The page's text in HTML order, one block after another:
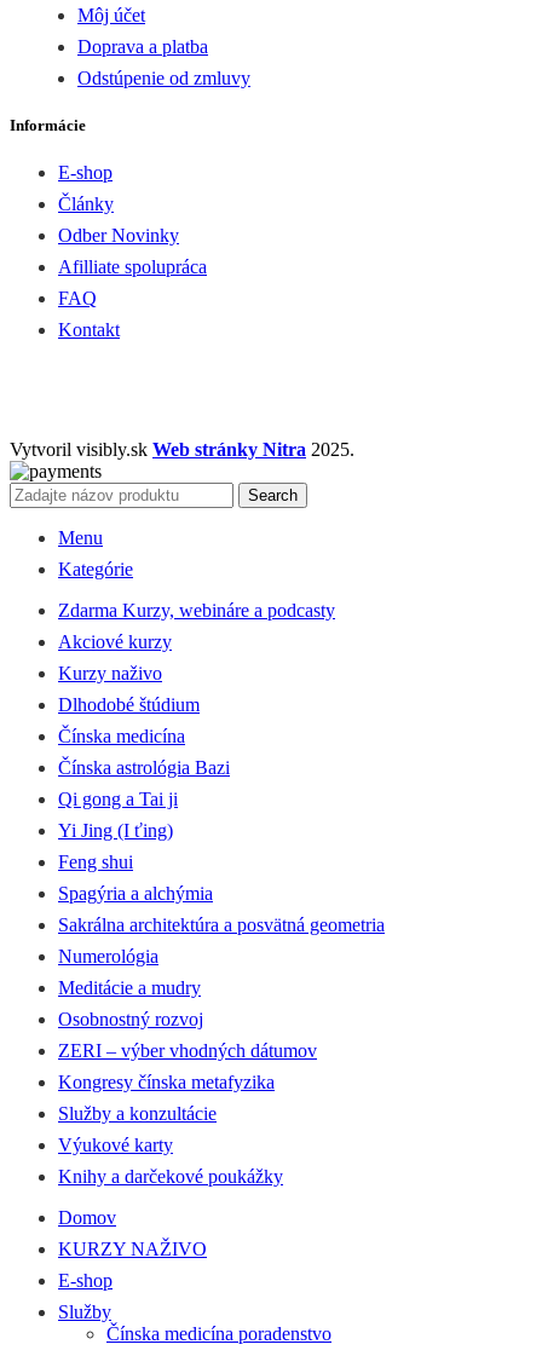
Môj účet
Doprava a platba
Odstúpenie od zmluvy
Informácie
E-shop
Články
Odber Novinky
Afilliate spolupráca
FAQ
Kontakt
Vytvoril visibly.sk Web stránky Nitra 2025.
Search
Menu
Kategórie
Zdarma Kurzy, webináre a podcasty
Akciové kurzy
Kurzy naživo
Dlhodobé štúdium
Čínska medicína
Čínska astrológia Bazi
Qi gong a Tai ji
Yi Jing (I ťing)
Feng shui
Spagýria a alchýmia
Sakrálna architektúra a posvätná geometria
Numerológia
Meditácie a mudry
Osobnostný rozvoj
ZERI – výber vhodných dátumov
Kongresy čínska metafyzika
Služby a konzultácie
Výukové karty
Knihy a darčekové poukážky
Domov
KURZY NAŽIVO
E-shop
Služby
Čínska medicína poradenstvo